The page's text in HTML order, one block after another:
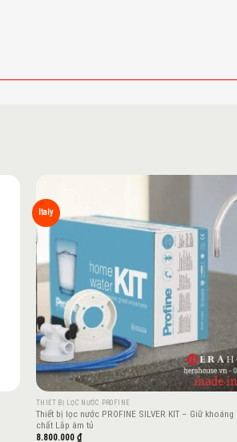
Italy
Add to
wishlist
THIẾT BỊ LỌC NƯỚC PROFINE
Thiết bị lọc nước PROFINE SILVER KIT – Giữ khoáng
chất Lắp âm tủ
8.800.000 ₫